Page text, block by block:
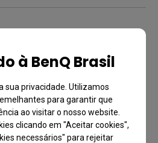
à BenQ Brasil
sua privacidade. Utilizamos
para garantir que
ao visitar o nosso website.
clicando em "Aceitar cookies",
necessários" para rejeitar